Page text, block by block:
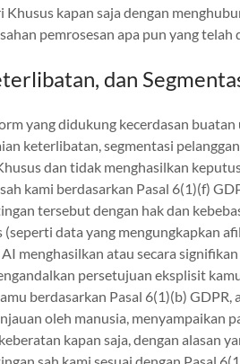
kapan saja dengan
pemrosesan apa pun yang
dan
yang didukung kecerdasan
keterlibatan, segmentasi
dan tidak menghasilkan
kami berdasarkan Pasal 6(1)(f)
tersebut dengan hak dan
data yang mengungkapkan
menghasilkan atau secara
persetujuan eksplisit
berdasarkan Pasal 6(1)(b)
oleh manusia, menyampaikan
kapan saja, dengan alasan
sah kami sesuai dengan Pasal